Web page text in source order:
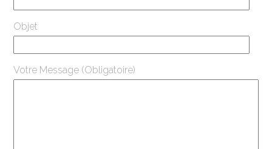
Objet
Votre Message (Obligatoire)